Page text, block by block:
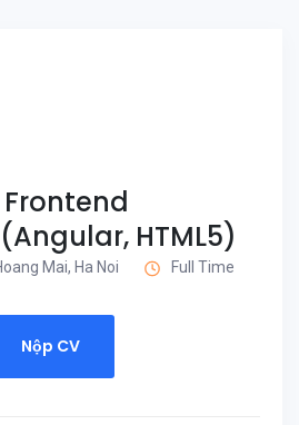
HTML5)
Mai, Ha Noi Full Time
Nộp CV